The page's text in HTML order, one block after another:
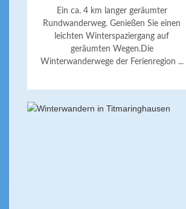
Ein ca. 4 km langer geräumter
Rundwanderweg. Genießen Sie einen
leichten Winterspaziergang auf
geräumten Wegen.Die
Winterwanderwege der Ferienregion ...